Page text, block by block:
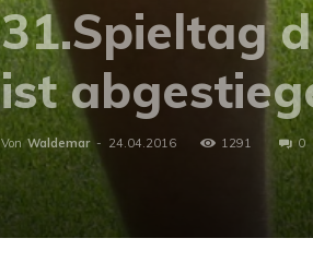
31.Spieltag
ist
Von Waldemar - 24.04.2016 1291 0